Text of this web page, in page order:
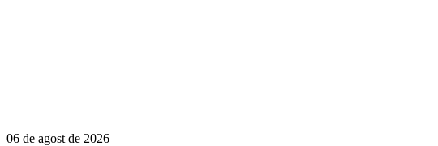
06 de agost de 2026